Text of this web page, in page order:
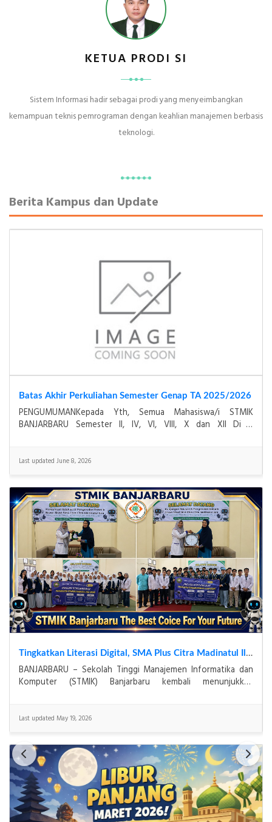
KETUA PRODI SI
Sistem Informasi hadir sebagai prodi yang menyeimbangkan
kemampuan teknis pemrograman dengan keahlian manajemen berbasis
teknologi.
Berita Kampus dan Update
Batas Akhir Perkuliahan Semester Genap TA 2025/2026
PENGUMUMANKepada Yth, Semua Mahasiswa/i STMIK
BANJARBARU Semester II, IV, VI, VIII, X dan XII Di –
Last updated June 8, 2026
Tingkatkan Literasi Digital, SMA Plus Citra Madinatul Ilmi Gandeng STMIK Banjarbaru dalam Pengenalan Robotik
BANJARBARU – Sekolah Tinggi Manajemen Informatika dan
Komputer (STMIK) Banjarbaru kembali menunjukkan
Last updated May 19, 2026